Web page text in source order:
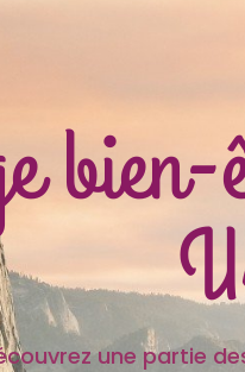
des outils